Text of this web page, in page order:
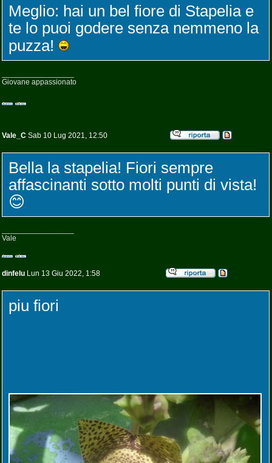
Meglio: hai un bel fiore di Stapelia e
te lo puoi godere senza nemmeno la
puzza!
Giovane appassionato
Vale_C Sab 10 Lug 2021, 12:50
Bella la stapelia! Fiori sempre
affascinanti sotto molti punti di vista!
😊
Vale
dinfelu Lun 13 Giu 2022, 1:58
piu fiori